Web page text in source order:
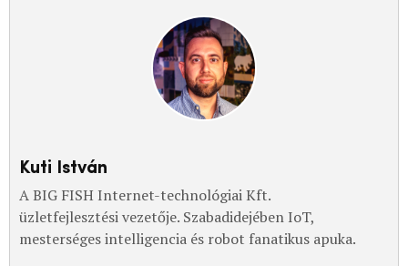
Kuti István
A BIG FISH Internet-technológiai Kft.
üzletfejlesztési vezetője. Szabadidejében IoT,
mesterséges intelligencia és robot fanatikus apuka.